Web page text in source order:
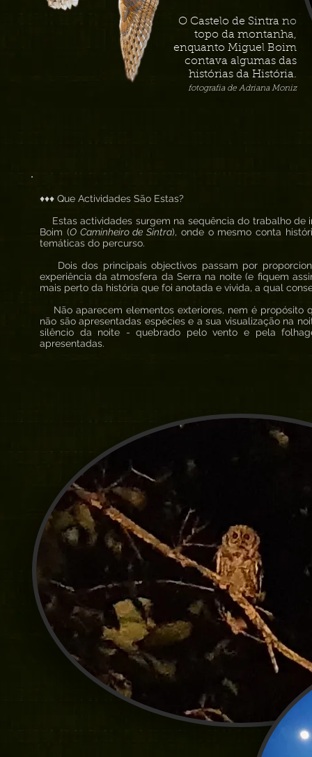
O Castelo de Sintra no
topo da montanha,
enquanto Miguel Boim
contava algumas das
histórias da História.
fotografia de Adriana Moniz
♦♦♦ Que Actividades São Estas?
Estas actividades surgem na sequência do trabalho de
Boim (O Caminheiro de Sintra), onde o mesmo conta
temáticas do percurso.
Dois dos principais objectivos passam por
experiência da atmosfera da Serra na noite (e fiquem
mais perto da história que foi anotada e vivida, a qual
Não aparecem elementos exteriores, nem é propósito
não são apresentadas espécies e a sua visualização na
silêncio da noite - quebrado pelo vento e pela
apresentadas.